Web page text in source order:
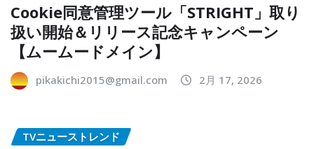
Cookie同意管理ツール「STRIGHT」取り
扱い開始＆リリース記念キャンペーン
【ムームードメイン】
pikakichi2015@gmail.com 2月 17, 2026
TVニューストレンド